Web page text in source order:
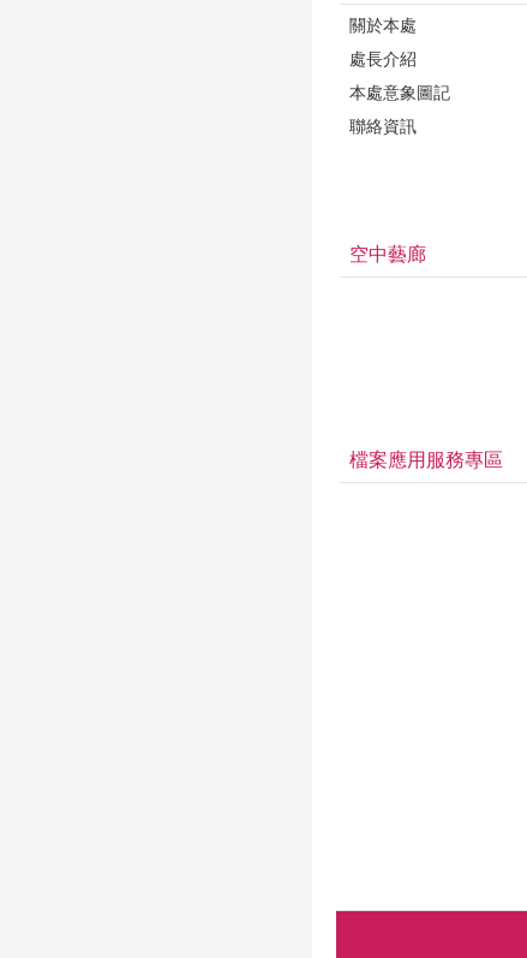
關於本處
處長介紹
本處意象圖記
聯絡資訊
空中藝廊
檔案應用服務專區